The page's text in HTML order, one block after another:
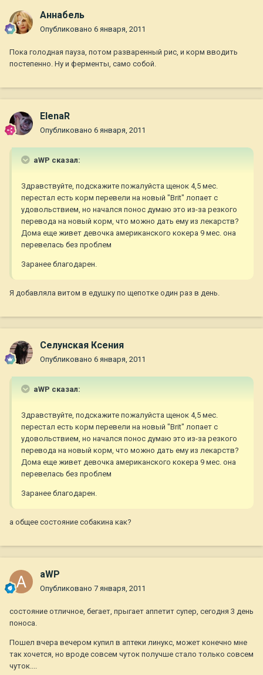
Aннaбель
Опубликовано 6 января, 2011
Пока голодная пауза, потом разваренный рис, и корм вводить
постепенно. Ну и ферменты, само собой.
ElenaR
Опубликовано 6 января, 2011
aWP сказал:
Здравствуйте, подскажите пожалуйста щенок 4,5 мес.
перестал есть корм перевели на новый "Brit" лопает с
удовольствием, но начался понос думаю это из-за резкого
перевода на новый корм, что можно дать ему из лекарств?
Дома еще живет девочка американского кокера 9 мес. она
перевелась без проблем
Заранее благодарен.
Я добавляла витом в едушку по щепотке один раз в день.
Селунская Ксения
Опубликовано 6 января, 2011
aWP сказал:
Здравствуйте, подскажите пожалуйста щенок 4,5 мес.
перестал есть корм перевели на новый "Brit" лопает с
удовольствием, но начался понос думаю это из-за резкого
перевода на новый корм, что можно дать ему из лекарств?
Дома еще живет девочка американского кокера 9 мес. она
перевелась без проблем
Заранее благодарен.
а общее состояние собакина как?
aWP
Опубликовано 7 января, 2011
состояние отличное, бегает, прыгает аппетит супер, сегодня 3 день
поноса.
Пошел вчера вечером купил в аптеки линукс, может конечно мне
так хочется, но вроде совсем чуток получше стало только совсем
чуток....